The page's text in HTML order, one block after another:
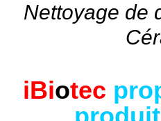
Nettoyage de
iBiotec